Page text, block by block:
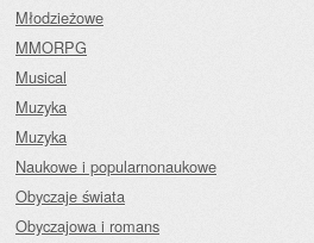
Młodzieżowe
MMORPG
Musical
Muzyka
Muzyka
Naukowe i popularnonaukowe
Obyczaje świata
Obyczajowa i romans